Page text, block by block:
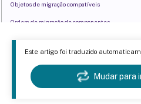
Este artigo foi traduzido
Mudar para
Objetos de migração compatíveis
Ordem de migração de componentes
Pré-requisitos comuns
Created/Updated on 2020/01/29 16:46:47
Preenchimento do arquivo de mapeamento de